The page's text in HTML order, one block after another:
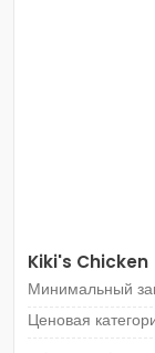
Kiki's Chicken
Минимальный
Ценовая